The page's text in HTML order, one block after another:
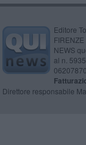
Editore
NEWS
al n.
Direttore responsabile